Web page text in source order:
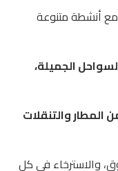
مع أنشطة متنوعة
الجميلة،
المطار والتنقلات
والاسترخاء في كل